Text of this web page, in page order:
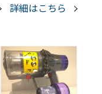
詳細はこちら